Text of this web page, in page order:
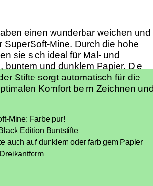
einen wunderbar weichen und
SuperSoft-Mine. Durch die hohe
sie sich ideal für Mal- und
buntem und dunklem Papier. Die
Stifte sorgt automatisch für die
Komfort beim Zeichnen und
Mine: Farbe pur!
Edition Buntstifte
auch auf dunklem oder farbigem Papier